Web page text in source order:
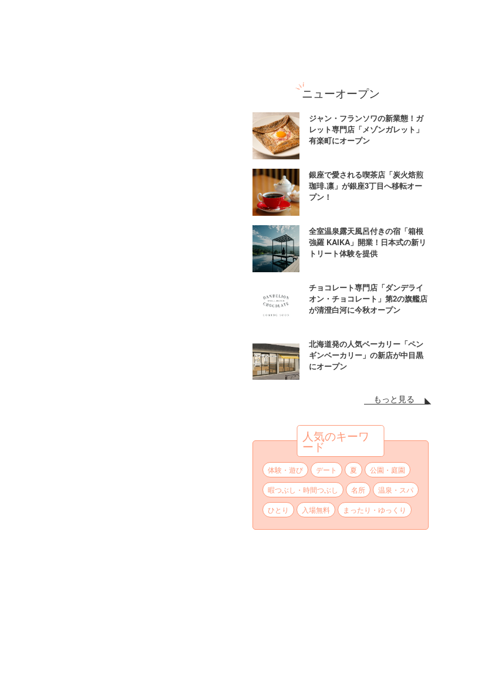
ニューオープン
ジャン・フランソワの新業態！ガ
レット専門店「メゾンガレット」
有楽町にオープン
銀座で愛される喫茶店「炭火焙煎
珈琲.凛」が銀座3丁目へ移転オー
プン！
全室温泉露天風呂付きの宿「箱根
強羅 KAIKA」開業！日本式の新リ
トリート体験を提供
チョコレート専門店「ダンデライ
オン・チョコレート」第2の旗艦店
が清澄白河に今秋オープン
北海道発の人気ベーカリー「ペン
ギンベーカリー」の新店が中目黒
にオープン
もっと見る
人気のキーワ
ード
体験・遊び デート 夏
公園・庭園
暇つぶし・時間つぶし
名所
温泉・スパ
ひとり
入場無料 まったり・ゆっくり